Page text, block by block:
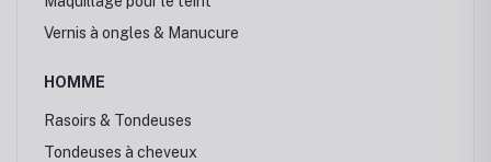
Vernis à ongles & Manucure
HOMME
Rasoirs & Tondeuses
Tondeuses à cheveux